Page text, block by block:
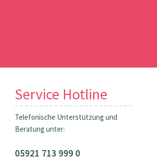
Service Hotline
Telefonische Unterstützung und
Beratung unter:
05921 713 999 0